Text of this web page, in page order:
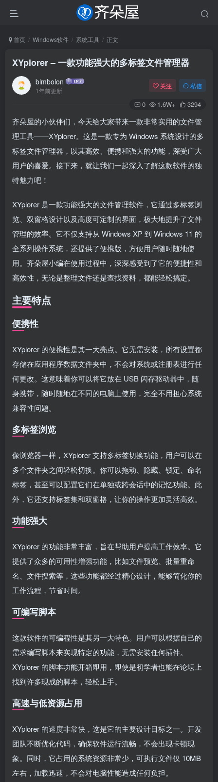
首页 Windows软件 系统工具 正文
XYplorer – 一款功能强大的多标签文件管理器
blmbolon
1年前更新
关注 私信
0 1.6W+ 3294
齐朵屋的小伙伴们，今天给大家带来一款非常实用的文件管
理工具——XYplorer。这是一款专为 Windows 系统设计的多
标签文件管理器，以其高效、便携和强大的功能，深受广大
用户的喜爱。接下来，就让我们一起深入了解这款软件的独
特魅力吧！
XYplorer 是一款功能强大的文件管理软件，它通过多标签浏
览、双窗格设计以及高度可定制的界面，极大地提升了文件
管理的效率。它不仅支持从 Windows XP 到 Windows 11 的
全系列操作系统，还提供了便携版，方便用户随时随地使
用。齐朵屋小编在使用过程中，深深感受到了它的便捷性和
高效性，无论是整理文件还是查找资料，都能轻松搞定。
主要特点
便携性
XYplorer 的便携性是其一大亮点。它无需安装，所有设置都
存储在应用程序数据文件夹中，不会对系统或注册表进行任
何更改。这意味着你可以将它放在 USB 闪存驱动器中，随
身携带，随时随地在不同的电脑上使用，完全不用担心系统
兼容性问题。
多标签浏览
像浏览器一样，XYplorer 支持多标签切换功能，用户可以在
多个文件夹之间轻松切换。你可以拖动、隐藏、锁定、命名
标签，甚至可以配置它们在单独或跨会话中的记忆功能。此
外，它还支持标签集和双窗格，让你的操作更加灵活高效。
功能强大
XYplorer 的功能非常丰富，旨在帮助用户提高工作效率。它
提供了众多的可用性增强功能，比如文件预览、批量重命
名、文件搜索等，这些功能都经过精心设计，能够简化你的
工作流程，节省时间。
可编写脚本
这款软件的可编程性是其另一大特色。用户可以根据自己的
需求编写脚本来实现特定的功能，无需安装任何插件。
XYplorer 的脚本功能开箱即用，即使是初学者也能在论坛上
找到许多现成的脚本，轻松上手。
高速与低资源占用
XYplorer 的速度非常快，这是它的主要设计目标之一。开发
团队不断优化代码，确保软件运行流畅，不会出现卡顿现
象。同时，它占用的系统资源非常少，可执行文件仅 10MB
左右，加载迅速，不会对电脑性能造成任何负担。